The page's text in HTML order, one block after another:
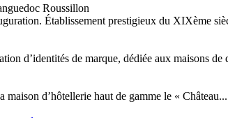
Roussillon
Établissement prestigieux du XIXème
d’identités de marque, dédiée aux maisons de
maison d’hôtellerie haut de gamme le « Château...